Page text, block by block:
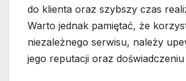
do klienta oraz szybszy czas
Warto jednak pamiętać, że
niezależnego serwisu, należy
jego reputacji oraz